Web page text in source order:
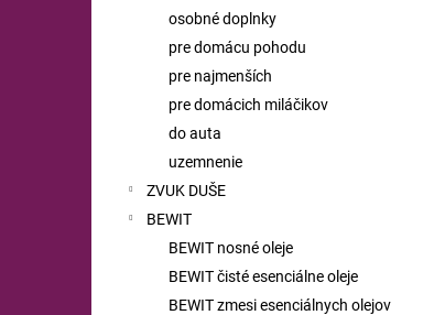
osobné doplnky
pre domácu pohodu
pre najmenších
pre domácich miláčikov
do auta
uzemnenie
ZVUK DUŠE
BEWIT
BEWIT nosné oleje
BEWIT čisté esenciálne oleje
BEWIT zmesi esenciálnych olejov